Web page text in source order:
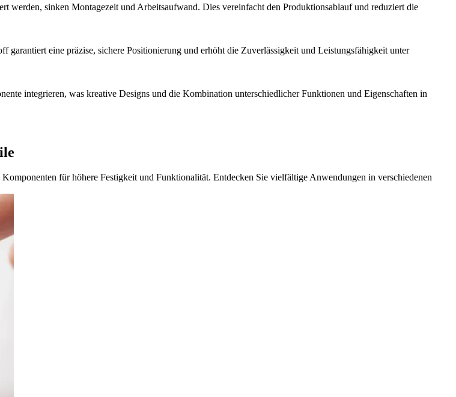
werden, sinken Montagezeit und Arbeitsaufwand. Dies vereinfacht den Produktionsablauf und reduziert die
eine präzise, sichere Positionierung und erhöht die Zuverlässigkeit und Leistungsfähigkeit unter
integrieren, was kreative Designs und die Kombination unterschiedlicher Funktionen und Eigenschaften in
für höhere Festigkeit und Funktionalität. Entdecken Sie vielfältige Anwendungen in verschiedenen